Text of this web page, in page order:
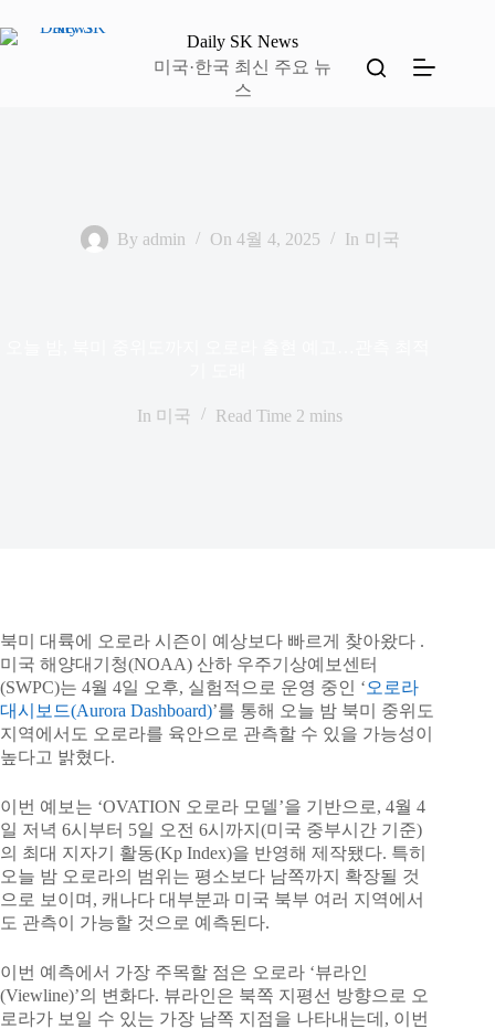
문
Daily SK News
미국·한국 최신 주요 뉴
스
By admin On 4월 4, 2025 In 미국
In 미국 Read Time 2 mins
북미 대륙에 오로라 시즌이 예상보다 빠르게 찾아왔다 .
미국 해양대기청(NOAA) 산하 우주기상예보센터
(SWPC)는 4월 4일 오후, 실험적으로 운영 중인 ‘오로라
대시보드(Aurora Dashboard)’를 통해 오늘 밤 북미 중위도
지역에서도 오로라를 육안으로 관측할 수 있을 가능성이
높다고 밝혔다.
이번 예보는 ‘OVATION 오로라 모델’을 기반으로, 4월 4
일 저녁 6시부터 5일 오전 6시까지(미국 중부시간 기준)
의 최대 지자기 활동(Kp Index)을 반영해 제작됐다. 특히
오늘 밤 오로라의 범위는 평소보다 남쪽까지 확장될 것
으로 보이며, 캐나다 대부분과 미국 북부 여러 지역에서
도 관측이 가능할 것으로 예측된다.
이번 예측에서 가장 주목할 점은 오로라 ‘뷰라인
(Viewline)’의 변화다. 뷰라인은 북쪽 지평선 방향으로 오
로라가 보일 수 있는 가장 남쪽 지점을 나타내는데, 이번